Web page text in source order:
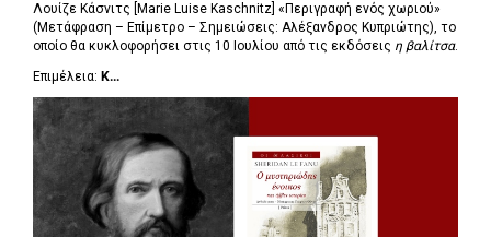
Λουίζε Κάσνιτς [Marie Luise Kaschnitz] «Περιγραφή ενός χωριού»
(Μετάφραση – Επίμετρο – Σημειώσεις: Αλέξανδρος Κυπριώτης), το
οποίο θα κυκλοφορήσει στις 10 Ιουλίου από τις εκδόσεις η βαλίτσα.
Επιμέλεια: Κ...